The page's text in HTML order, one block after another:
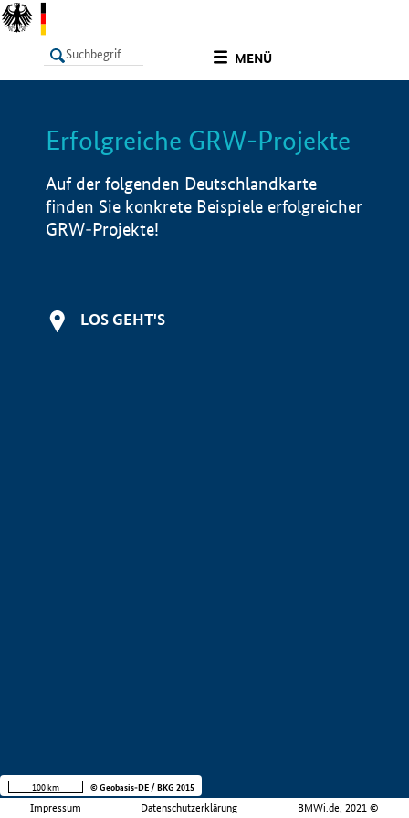
MENÜ
LISTE Info
Erfolgreiche GRW-Projekte
Auf der folgenden Deutschlandkarte
finden Sie konkrete Beispiele erfolgreicher
GRW-Projekte!
LOS GEHT'S
Impressum Datenschutzerklärung BMWi.de, 2021 ©
100 km © Geobasis-DE / BKG 2015